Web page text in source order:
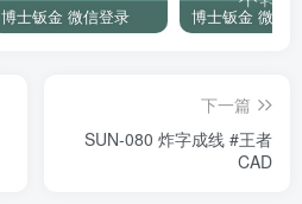
博士钣金 微信登录
下一篇
SUN-080 炸字成线 #王者
CAD